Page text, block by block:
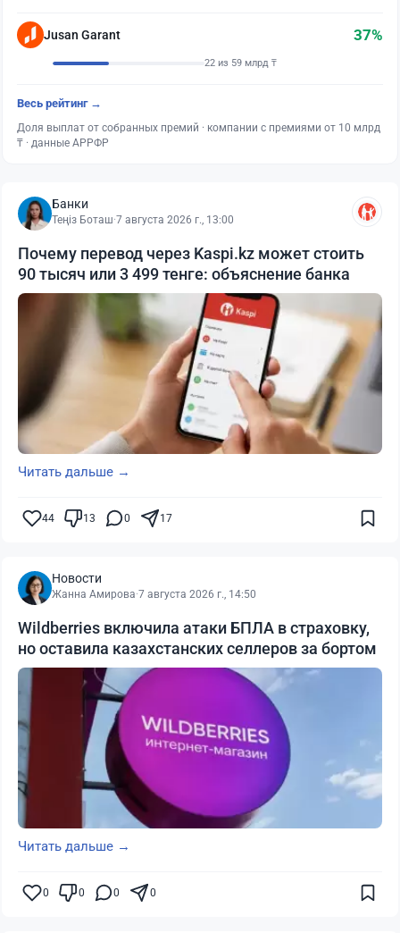
Jusan Garant 37%
22 из 59 млрд ₸
Весь рейтинг →
Доля выплат от собранных премий · компании с премиями от 10 млрд
₸ · данные АРРФР
Банки
Теңіз Боташ·7 августа 2026 г., 13:00
Почему перевод через Kaspi.kz может стоить
90 тысяч или 3 499 тенге: объяснение банка
Читать дальше →
44 13 0 17
Новости
Жанна Амирова·7 августа 2026 г., 14:50
Wildberries включила атаки БПЛА в страховку,
но оставила казахстанских селлеров за бортом
Читать дальше →
0 0 0 0